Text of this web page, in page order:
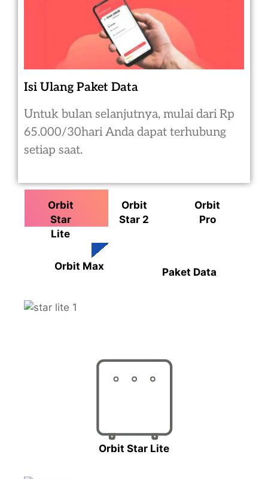
Isi Ulang Paket Data
Untuk bulan selanjutnya, mulai dari Rp
65.000/30hari Anda dapat terhubung
setiap saat.
Orbit
Star
Lite
Orbit
Star 2
Orbit
Pro
Orbit Max Paket Data
Orbit Star Lite